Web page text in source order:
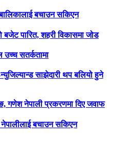
बचाउन सकिएन
पारित, शहरी विकासमा जोड
उच्च सतर्कतामा
साझेदारी थप बलियो हुने
गणेश नेपाली प्रकरणमा दिए जवाफ
बचाउन सकिएन